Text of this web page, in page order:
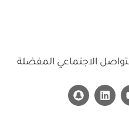
الاجتماعي المفضلة